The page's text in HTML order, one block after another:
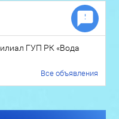
ГУП РК «Вода
Все объявления